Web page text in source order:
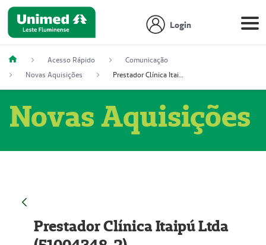
Login
Acesso Rápido
Comunicação
Novas Aquisições
Prestador Clínica Itaipú Ltda (51004348-2)
Novas Aquisições
Prestador Clínica Itaipú Ltda